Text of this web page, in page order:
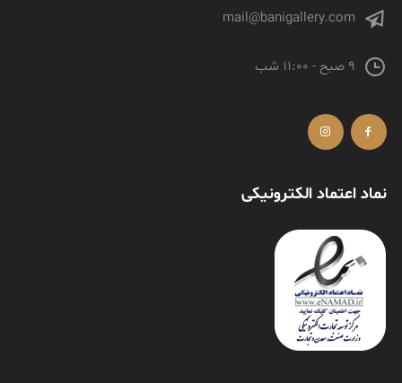
mail@banigallery.com
9 صبح - 11:00 شب
نماد اعتماد الکترونیکی